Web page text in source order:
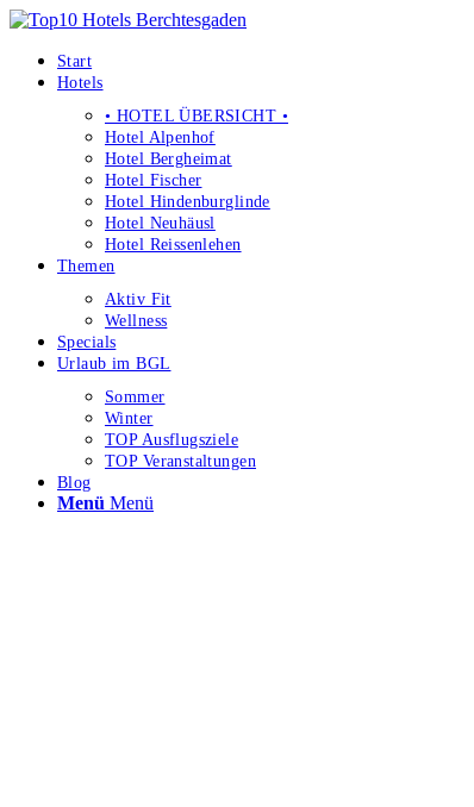
Start
Hotels
• HOTEL ÜBERSICHT •
Hotel Alpenhof
Hotel Bergheimat
Hotel Fischer
Hotel Hindenburglinde
Hotel Neuhäusl
Hotel Reissenlehen
Themen
Aktiv Fit
Wellness
Specials
Urlaub im BGL
Sommer
Winter
TOP Ausflugsziele
TOP Veranstaltungen
Blog
Menü Menü